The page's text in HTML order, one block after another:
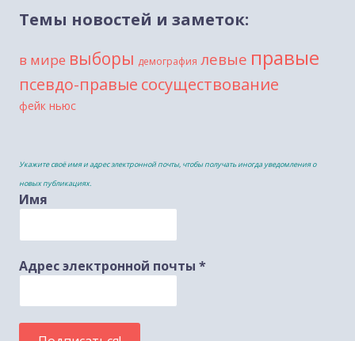
Темы новостей и заметок:
в мире выборы демография левые правые
псевдо-правые сосуществование
фейк ньюс
Укажите своё имя и адрес электронной почты, чтобы получать иногда уведомления о
новых публикациях.
Имя
Адрес электронной почты *